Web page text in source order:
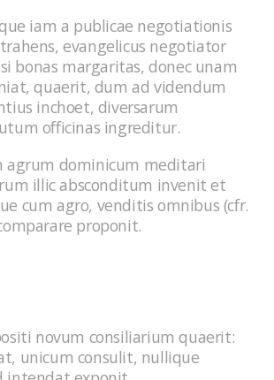
iam a publicae negotiationis
evangelicus negotiator
bonas margaritas, donec unam
quaerit, dum ad videndum
inchoet, diversarum
officinas ingreditur.
agrum dominicum meditari
illic absconditum invenit et
cum agro, venditis omnibus (cfr.
proponit.
novum consiliarium quaerit:
unicum consulit, nullique